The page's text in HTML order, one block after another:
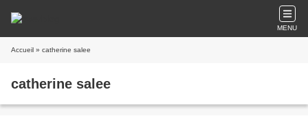
MENU
Accueil » catherine salee
catherine salee